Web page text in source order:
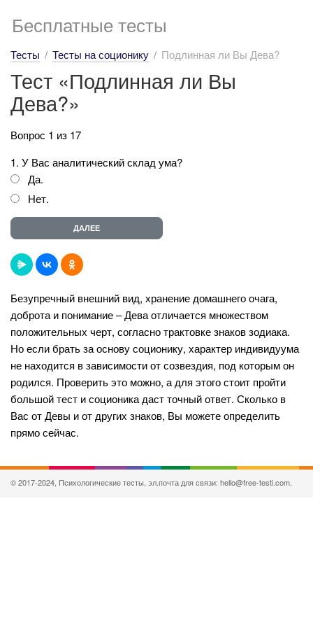
Бесплатные тесты
Тесты Тесты на соционику Подлинная ли Вы Дева?
Тест «Подлинная ли Вы
Дева?»
Вопрос 1 из 17
1. У Вас аналитический склад ума?
Да.
Нет.
Безупречный внешний вид, хранение домашнего очага,
доброта и понимание – Дева отличается множеством
положительных черт, согласно трактовке знаков зодиака.
Но если брать за основу соционику, характер индивидуума
не находится в зависимости от созвездия, под которым он
родился. Проверить это можно, а для этого стоит пройти
большой тест и соционика даст точный ответ. Сколько в
Вас от Девы и от других знаков, Вы можете определить
прямо сейчас.
© 2017-2024, Психологические тесты, эл.почта для связи: hello@free-testi.com.